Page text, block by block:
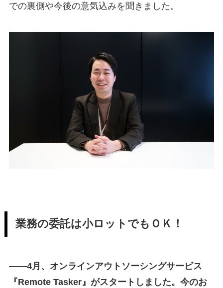
での裏側や今後の意気込みを聞きました。
業務の委託は小ロットでもＯＫ！
——4月、オンラインアウトソーシングサービス
『Remote Tasker』がスタートしました。今のお